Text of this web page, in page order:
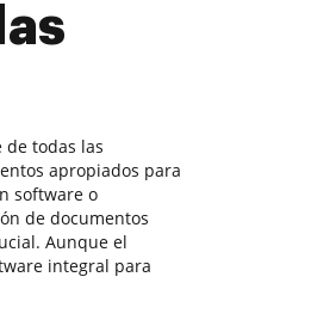
todas las
apropiados para
software o
de documentos
Aunque el
integral para